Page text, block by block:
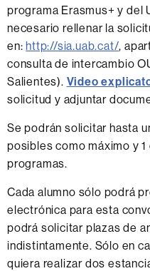
programa Erasmus+ y del
necesario rellenar la
en:http://sia.uab.cat/,
consulta de intercambio
Salientes). Video
solicitud y adjuntar
Se podrán solicitar hasta
posibles como máximo y
programas.
Cada alumno sólo podrá
electrónica para esta
podrá solicitar plazas de
indistintamente. Sólo en
quiera realizar dos